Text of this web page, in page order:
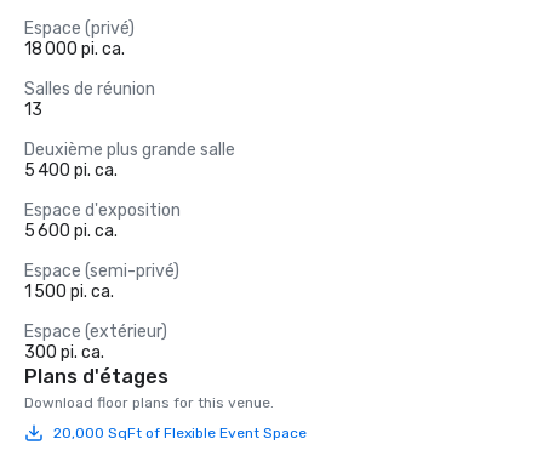
Espace (privé)
18 000 pi. ca.
Salles de réunion
13
Deuxième plus grande salle
5 400 pi. ca.
Espace d'exposition
5 600 pi. ca.
Espace (semi-privé)
1 500 pi. ca.
Espace (extérieur)
300 pi. ca.
Plans d'étages
Download floor plans for this venue.
20,000 SqFt of Flexible Event Space